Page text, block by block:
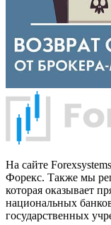
На сайте
Форекс. Также мы
которая оказывает
национальных
государственных